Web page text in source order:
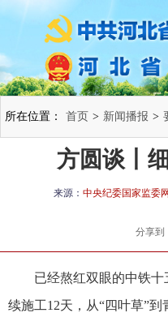
所在位置： 首页 > 新闻播报 >
方圆谈丨
来源： 中央纪委国家监委
分享到
已经熬红双眼的中铁
续施工12天，从“四叶草”